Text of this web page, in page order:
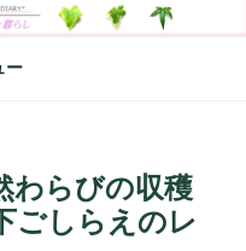
暮らし
プルライフ、楽しい暮らしなどを
のDIARYです
ー
わらびの収穫
ごしらえのレ